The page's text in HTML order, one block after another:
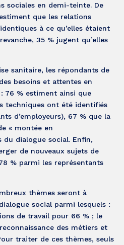
sociales en demi-teinte. De
que les relations
à ce qu’elles étaient
35 % jugent qu’elles
sanitaire, les répondants de
besoins et attentes en
76 % estiment ainsi que
techniques ont été identifiés
d’employeurs), 67 % que la
« montée en
du dialogue social. Enfin,
de nouveaux sujets de
% parmi les représentants
thèmes seront à
social parmi lesquels :
de travail pour 66 % ; le
des métiers et
traiter de ces thèmes, seuls